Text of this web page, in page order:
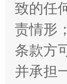
致的任
责情形；
条款方
并承担